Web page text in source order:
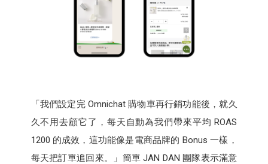
「我們設定完 Omnichat 購物車再行銷功能後，就久
久不用去顧它了，每天自動為我們帶來平均 ROAS
1200 的成效，這功能像是電商品牌的 Bonus 一樣，
每天把訂單追回來。」簡單 JAN DAN 團隊表示滿意